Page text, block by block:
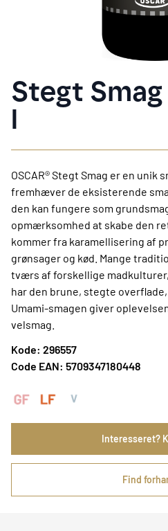
Stegt
l
OSCAR® Stegt Smag er en unik
fremhæver de eksisterende
den kan fungere som
opmærksomhed at skabe den
kommer fra karamellisering af
grønsager og kød. Mange
tværs af forskellige
har den brune, stegte
Umami-smagen giver
velsmag.
Kode: 296557
Code EAN: 5709347180448
Interesseret?
Find